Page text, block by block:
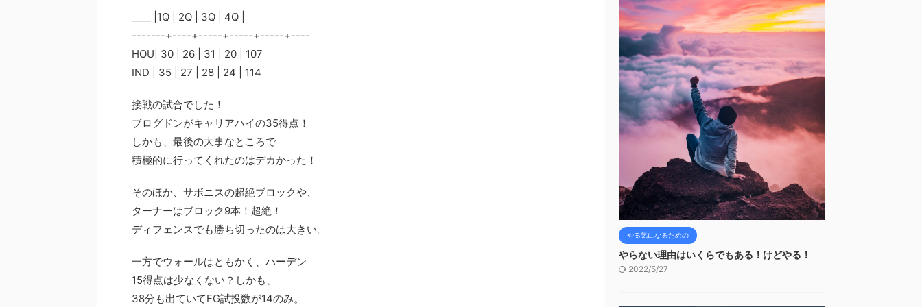
____ |1Q | 2Q | 3Q | 4Q |
-------+----+-----+-----+-----+----
HOU| 30 | 26 | 31 | 20 | 107
IND | 35 | 27 | 28 | 24 | 114
接戦の試合でした！
ブログドンがキャリアハイの35得点！
しかも、最後の大事なところで
積極的に行ってくれたのはデカかった！
そのほか、サボニスの超絶ブロックや、
ターナーはブロック9本！超絶！
ディフェンスでも勝ち切ったのは大きい。
一方でウォールはともかく、ハーデン
15得点は少なくない？しかも、
38分も出ていてFG試投数が14のみ。
やる気になるための
やらない理由はいくらでもある！けどやる！
2022/5/27